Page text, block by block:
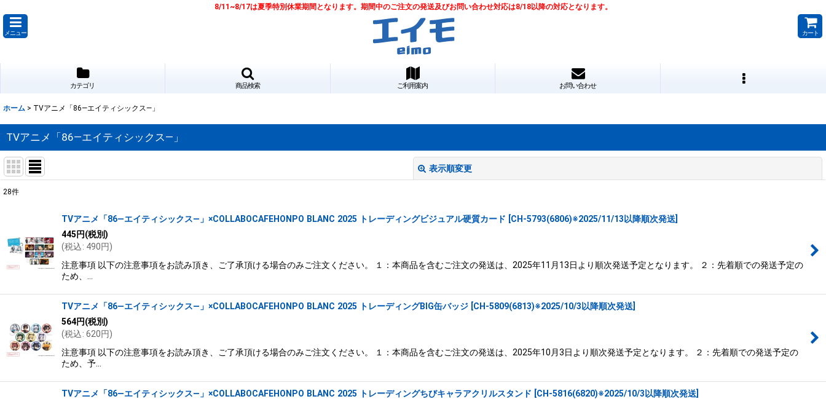
8/11~8/17は夏季特別休業期間となります。期間中のご注文の発送及びお問い合わせ対応は8/18以降の対応となります。
メニュー カート
カテゴリ 商品検索 ご利用案内 お問い合わせ
ホーム > TVアニメ「86―エイティシックス―」
TVアニメ「86―エイティシックス―」
表示順変更
表示数:
並び順
絞り込む
28件
TVアニメ「86―エイティシックス―」×COLLABOCAFEHONPO BLANC 2025 トレーディングビジュアル硬質カード CH-5793(6806)※2025/11/13以降順次発送
445円(税別)
(税込: 490円)
注意事項 以下の注意事項をお読み頂き、ご了承頂ける場合のみご注文ください。 １：本商品を含むご注文の発送は、2025年11月13日より順次発送予定となります。 ２：先着順での発送予定の
ため、…
TVアニメ「86―エイティシックス―」×COLLABOCAFEHONPO BLANC 2025 トレーディングBIG缶バッジ CH-5809(6813)※2025/10/3以降順次発送
564円(税別)
(税込: 620円)
注意事項 以下の注意事項をお読み頂き、ご了承頂ける場合のみご注文ください。 １：本商品を含むご注文の発送は、2025年10月3日より順次発送予定となります。 ２：先着順での発送予定の
ため、予…
TVアニメ「86―エイティシックス―」×COLLABOCAFEHONPO BLANC 2025 トレーディングちびキャラアクリルスタンド CH-5816(6820)※2025/10/3以降順次発送